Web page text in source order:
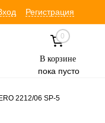
Регистрация
0
В корзине
пока пусто
2212/06 SP-5